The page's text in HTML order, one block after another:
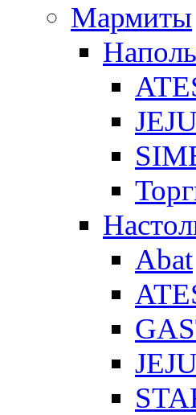
Мармиты
JEJU
Abat
JEJU